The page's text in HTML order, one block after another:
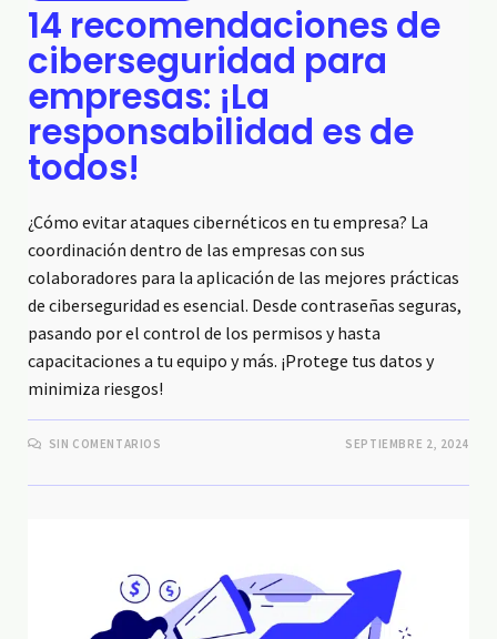
14 recomendaciones de
ciberseguridad para
empresas: ¡La
responsabilidad es de
todos!
¿Cómo evitar ataques cibernéticos en tu empresa? La
coordinación dentro de las empresas con sus
colaboradores para la aplicación de las mejores prácticas
de ciberseguridad es esencial. Desde contraseñas seguras,
pasando por el control de los permisos y hasta
capacitaciones a tu equipo y más. ¡Protege tus datos y
minimiza riesgos!
SIN COMENTARIOS SEPTIEMBRE 2, 2024